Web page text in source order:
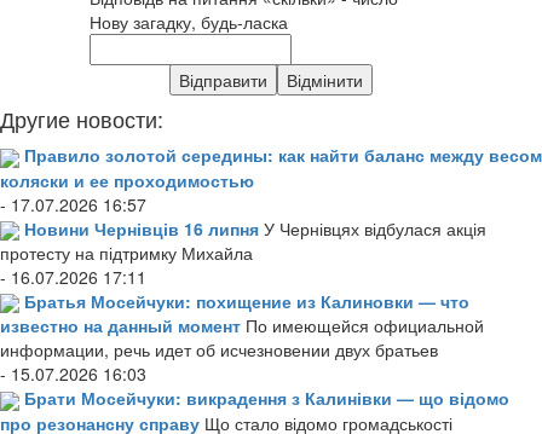
Нову загадку, будь-ласка
Другие новости:
Правило золотой середины: как найти баланс между весом
коляски и ее проходимостью
- 17.07.2026 16:57
Новини Чернівців 16 липня У Чернівцях відбулася акція
протесту на підтримку Михайла
- 16.07.2026 17:11
Братья Мосейчуки: похищение из Калиновки — что
известно на данный момент По имеющейся официальной
информации, речь идет об исчезновении двух братьев
- 15.07.2026 16:03
Брати Мосейчуки: викрадення з Калинівки — що відомо
про резонансну справу Що стало відомо громадськості